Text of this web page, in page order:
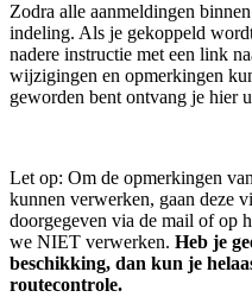
Zodra alle aanmeldingen
indeling. Als je gekoppeld
nadere instructie met een link
wijzigingen en opmerkingen
geworden bent ontvang je hier
Let op: Om de opmerkingen
kunnen verwerken, gaan deze
doorgegeven via de mail of op
we NIET verwerken. Heb je
beschikking, dan kun je
routecontrole.